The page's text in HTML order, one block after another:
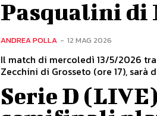
Pasqualini di
ANDREA POLLA - 12 MAG 2026
Il match di mercoledì 13/5/2026
Zecchini di Grosseto (ore 17), sarà
Serie D